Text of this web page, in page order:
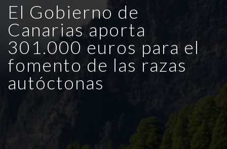
El Gobierno de
Canarias aporta
301.000 euros para el
fomento de las razas
autóctonas